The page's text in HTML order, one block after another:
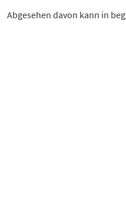
Abgesehen davon kann in